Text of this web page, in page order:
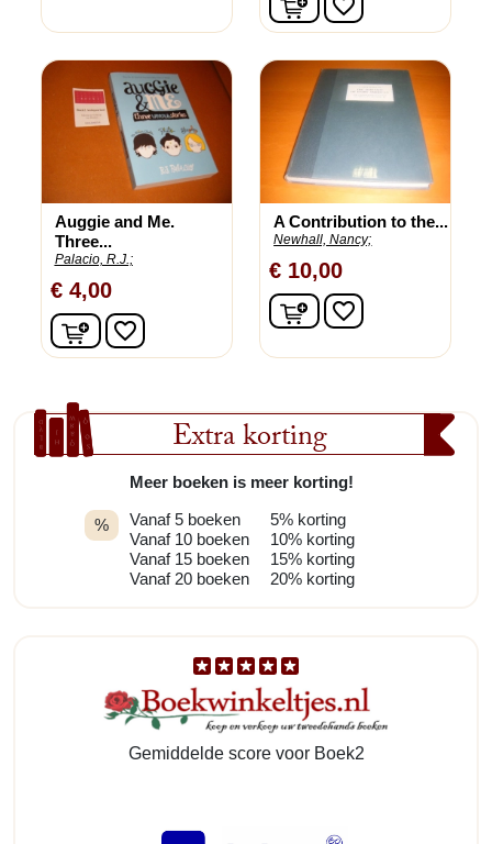
Extra korting
%
Meer boeken is meer korting!
Vanaf 5 boeken
Vanaf 10 boeken
Vanaf 15 boeken
Vanaf 20 boeken
5% korting
10% korting
15% korting
20% korting
Gemiddelde score voor Boek2
favorite_border
Auggie and Me.
Three...
Palacio, R.J.;
€ 4,00
In winkelwagen
favorite_border
A Contribution to the...
Newhall, Nancy;
€ 10,00
In winkelwagen
favorite_border